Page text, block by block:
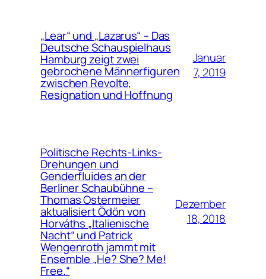
„Lear“ und „Lazarus“ – Das
Deutsche Schauspielhaus
Hamburg zeigt zwei
gebrochene Männerfiguren
zwischen Revolte,
Resignation und Hoffnung
Januar
7, 2019
Politische Rechts-Links-
Drehungen und
Genderfluides an der
Berliner Schaubühne –
Thomas Ostermeier
aktualisiert Ödön von
Horváths „Italienische
Nacht“ und Patrick
Wengenroth jammt mit
Ensemble „He? She? Me!
Free.“
Dezember
18, 2018